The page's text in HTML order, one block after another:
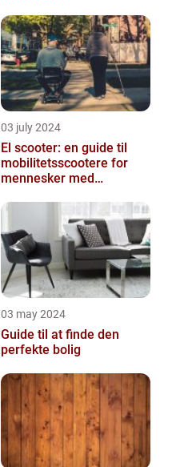
03 july 2024
El scooter: en guide til
mobilitetsscootere for
mennesker med
03 may 2024
Guide til at finde den
perfekte bolig